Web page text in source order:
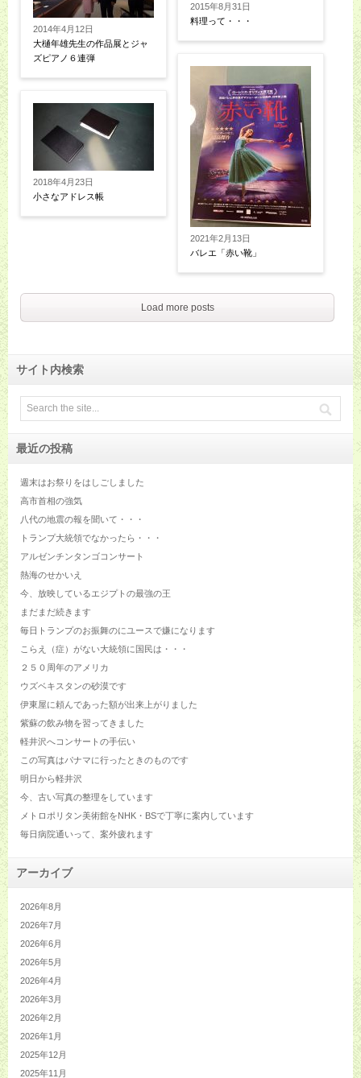
2014年4月12日
大樋年雄先生の作品展とジャ
ズピアノ６連弾
2018年4月23日
小さなアドレス帳
2015年8月31日
料理って・・・
2021年2月13日
バレエ「赤い靴」
Load more posts
サイト内検索
最近の投稿
週末はお祭りをはしごしました
高市首相の強気
八代の地震の報を聞いて・・・
トランプ大統領でなかったら・・・
アルゼンチンタンゴコンサート
熱海のせかいえ
今、放映しているエジプトの最強の王
まだまだ続きます
毎日トランプのお振舞のにユースで嫌になります
こらえ（症）がない大統領に国民は・・・
２５０周年のアメリカ
ウズベキスタンの砂漠です
伊東屋に頼んであった額が出来上がりました
紫蘇の飲み物を習ってきました
軽井沢へコンサートの手伝い
この写真はパナマに行ったときのものです
明日から軽井沢
今、古い写真の整理をしています
メトロポリタン美術館をNHK・BSで丁寧に案内しています
毎日病院通いって、案外疲れます
アーカイブ
2026年8月
2026年7月
2026年6月
2026年5月
2026年4月
2026年3月
2026年2月
2026年1月
2025年12月
2025年11月